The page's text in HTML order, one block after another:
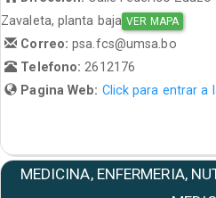
Zavaleta, planta baja VER MAPA
Correo:psa.fcs@umsa.bo
Telefono: 2612176
Pagina Web: Click para entrar a
MEDICINA, ENFERMERIA,